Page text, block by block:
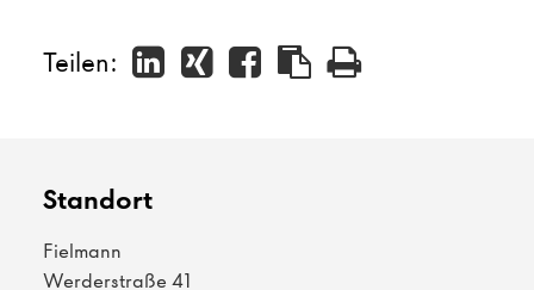
Teilen:
Standort
Fielmann
Werderstraße 41